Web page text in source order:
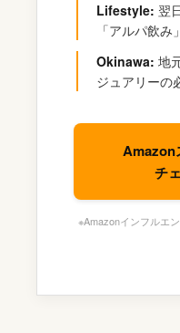
Lifestyle: 翌
「アルパ飲
Okinawa: 地
ジュアリーの
Amazon
チ
※Amazonインフルエ